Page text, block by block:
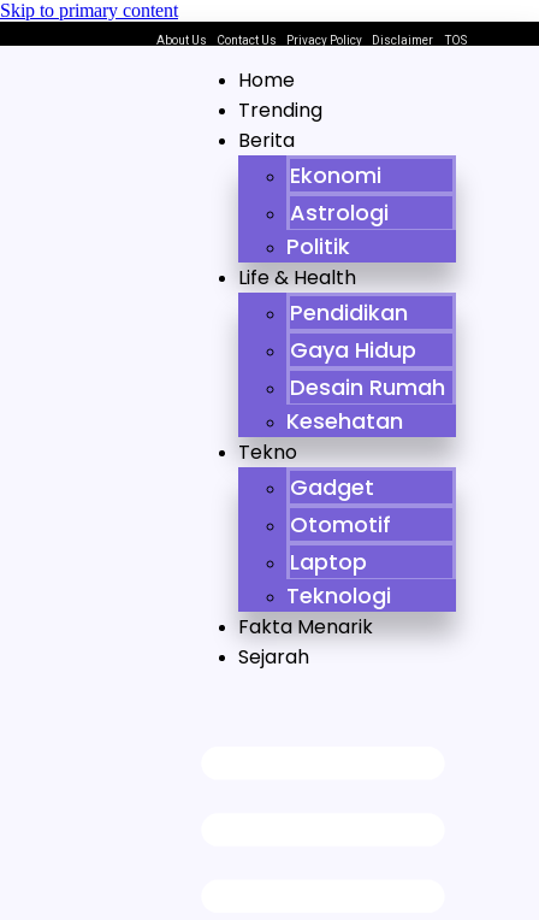
Skip to primary content
About Us Contact Us Privacy Policy DisclaimerTOS
Home
Trending
Berita
Ekonomi
Astrologi
Politik
Life & Health
Pendidikan
Gaya Hidup
Desain Rumah
Kesehatan
Tekno
Gadget
Otomotif
Laptop
Teknologi
Fakta Menarik
Sejarah